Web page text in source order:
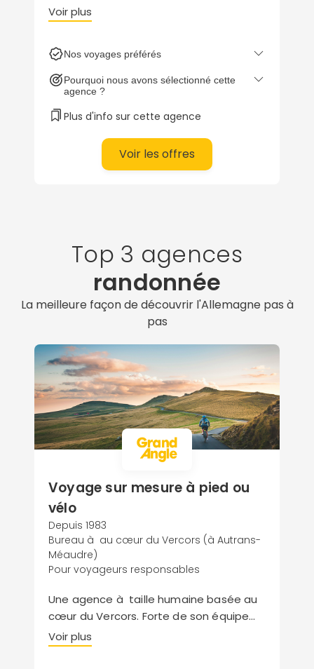
Nos conseillers-spécialistes Allemagne
sont à l'écoute de vos envies et vous
itinérants & autotours, circuit, en
famille, en couple, voyages de noces,
city break, voyage culturel
Construisez votre voyage sur mesure
avec notre conseiller Allemagne :
Bavière, Munich, Hambourg,
Berchtesgaden, Binz, Lübek
Voir plus
Nos voyages préférés
Pourquoi nous avons sélectionné cette
agence ?
Plus d'info sur cette agence
Voir les offres
Top 3 agences
randonnée
La meilleure façon de découvrir l'Allemagne pas à
pas
Voyage sur mesure à pied ou
vélo
Depuis 1983
Bureau à au cœur du Vercors (à Autrans-
Méaudre)
Pour voyageurs responsables
Une agence à taille humaine basée au
cœur du Vercors. Forte de son équipe
de passionnés et avec une écoute
client toute particulière, laissez vous
Voir plus